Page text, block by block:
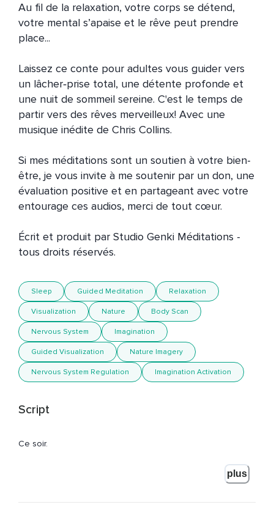
Au fil de la relaxation, votre corps se détend,
votre mental s’apaise et le rêve peut prendre
place...
Laissez ce conte pour adultes vous guider vers
un lâcher‑prise total, une détente profonde et
une nuit de sommeil sereine. C'est le temps de
partir vers des rêves merveilleux! Avec une
musique inédite de Chris Collins.
Si mes méditations sont un soutien à votre bien-
être, je vous invite à me soutenir par un don, une
évaluation positive et en partageant avec votre
entourage ces audios, merci de tout cœur.
Écrit et produit par Studio Genki Méditations -
tous droits réservés.
Sleep Guided Meditation Relaxation
Visualization Nature Body Scan
Nervous System Imagination
Guided Visualization Nature Imagery
Nervous System Regulation Imagination Activation
Script
Ce soir.
plus